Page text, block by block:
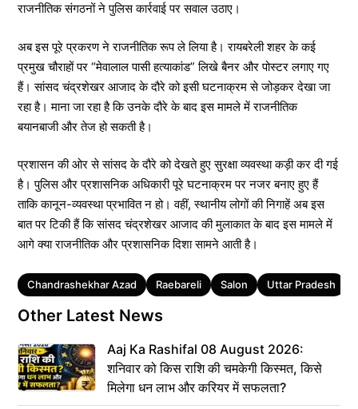
राजनीतिक संगठनों ने पुलिस कार्रवाई पर सवाल उठाए।
अब इस पूरे प्रकरण ने राजनीतिक रूप ले लिया है। रायबरेली शहर के कई
प्रमुख चौराहों पर “मेवालाल पासी हत्याकांड” लिखे बैनर और पोस्टर लगाए गए
हैं। सांसद चंद्रशेखर आजाद के दौरे को इसी घटनाक्रम से जोड़कर देखा जा
रहा है। माना जा रहा है कि उनके दौरे के बाद इस मामले में राजनीतिक
बयानबाजी और तेज हो सकती है।
प्रशासन की ओर से सांसद के दौरे को देखते हुए सुरक्षा व्यवस्था कड़ी कर दी गई
है। पुलिस और प्रशासनिक अधिकारी पूरे घटनाक्रम पर नजर बनाए हुए हैं
ताकि कानून-व्यवस्था प्रभावित न हो। वहीं, स्थानीय लोगों की निगाहें अब इस
बात पर टिकी हैं कि सांसद चंद्रशेखर आजाद की मुलाकात के बाद इस मामले में
आगे क्या राजनीतिक और प्रशासनिक दिशा सामने आती है।
Tags
Chandrashekhar Azad Raebareli Salon Uttar Pradesh
Other Latest News
Aaj Ka Rashifal 08 August 2026:
शनिवार को किस राशि की चमकेगी किस्मत, किसे
मिलेगा धन लाभ और करियर में सफलता?